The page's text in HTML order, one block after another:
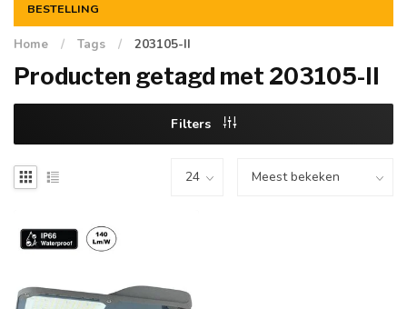
BESTELLING
Home / Tags / 203105-II
Producten getagd met 203105-II
Filters